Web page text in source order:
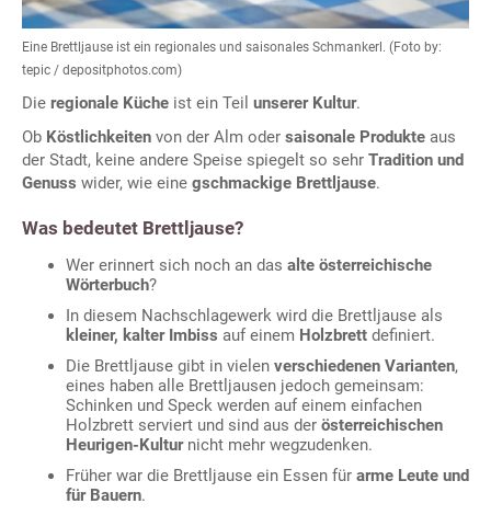
Eine Brettljause ist ein regionales und saisonales Schmankerl. (Foto by:
tepic / depositphotos.com)
Die regionale Küche ist ein Teil unserer Kultur.
Ob Köstlichkeiten von der Alm oder saisonale Produkte aus
der Stadt, keine andere Speise spiegelt so sehr Tradition und
Genuss wider, wie eine gschmackige Brettljause.
Was bedeutet Brettljause?
Wer erinnert sich noch an das alte österreichische
Wörterbuch?
In diesem Nachschlagewerk wird die Brettljause als
kleiner, kalter Imbiss auf einem Holzbrett definiert.
Die Brettljause gibt in vielen verschiedenen Varianten,
eines haben alle Brettljausen jedoch gemeinsam:
Schinken und Speck werden auf einem einfachen
Holzbrett serviert und sind aus der österreichischen
Heurigen-Kulturnicht mehr wegzudenken.
Früher war die Brettljause ein Essen für arme Leute und
für Bauern.